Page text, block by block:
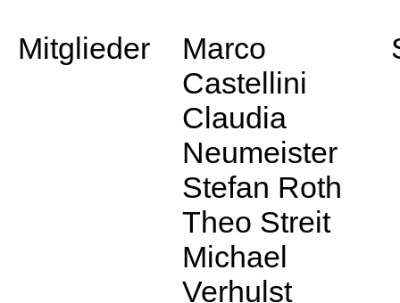
Mitglieder Marco
Castellini
Claudia
Neumeister
Stefan Roth
Theo Streit
Michael
Verhulst